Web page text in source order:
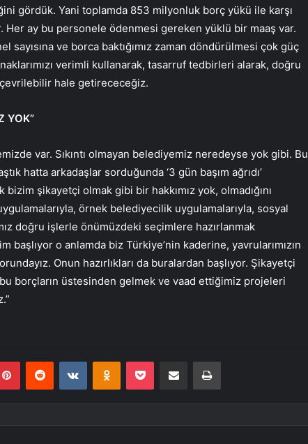
gördük. Yani toplamda 853 milyonluk borç yükü ile karşı
Her ay bu personele ödenmesi gereken yüklü bir maaş var.
sayısına ve borca baktığımız zaman döndürülmesi çok güç
verimli kullanarak, tasarruf tedbirleri alarak, doğru
hale getirececeğiz.
YOK”
var. Sıkıntı olmayan belediyemiz neredeyse yok gibi. Bu
hatta arkadaşlar sorduğunda ‘3 gün başım ağrıdı’
şikayetçi olmak gibi bir hakkımız yok, olmadığını
örnek belediyecilik uygulamalarıyla, sosyal
doğru işlerle önümüzdeki seçimlere hazırlanmak
başlıyor o anlamda biz Türkiye’nin kaderine, yavrularımızın
Onun hazırlıkları da buralardan başlıyor. Şikayetçi
borçların üstesinden gelmek ve vaad ettiğimiz projeleri
PinterestReddit VKontakteOdnoklassniki
Pocket E-Posta ile paylaş Yazdır